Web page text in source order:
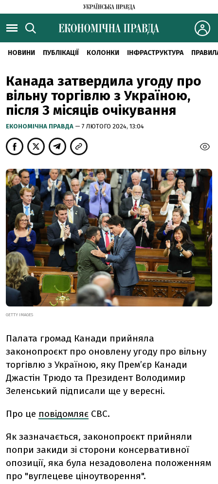
НОВИНИ ПУБЛІКАЦІЇ КОЛОНКИ ІНФРАСТРУКТУРА
Канада затвердила угоду про
вільну торгівлю з Україною,
після 3 місяців очікування
ЕКОНОМІЧНА ПРАВДА — 7 ЛЮТОГО 2024, 13:04
GETTY IMAGES
Палата громад Канади прийняла
законопроєкт про оновлену угоду про вільну
торгівлю з Україною, яку Премʼєр Канади
Джастін Трюдо та Президент Володимир
Зеленський підписали ще у вересні.
Про це повідомляє CBC.
Як зазначається, законопроєкт прийняли
попри закиди зі сторони консервативної
опозиції, яка була незадоволена положенням
про "вуглецеве ціноутворення".